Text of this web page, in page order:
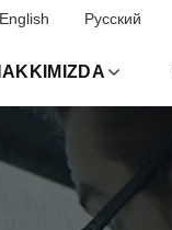
English Русский